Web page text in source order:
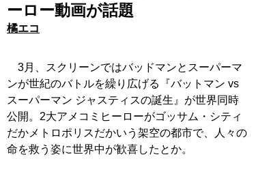
ーロー動画が話題
橘エコ
3月、スクリーンではバッドマンとスーパーマ
ンが世紀のバトルを繰り広げる『バットマン vs
スーパーマン ジャスティスの誕生』が世界同時
公開。2大アメコミヒーローがゴッサム・シティ
だかメトロポリスだかいう架空の都市で、人々の
命を救う姿に世界中が歓喜したとか。